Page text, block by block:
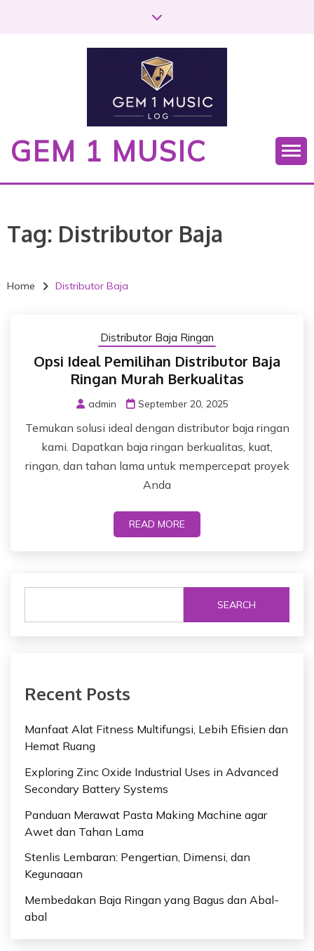
GEM 1 MUSIC
Tag: Distributor Baja
Home Distributor Baja
Distributor Baja Ringan
Opsi Ideal Pemilihan Distributor Baja
Ringan Murah Berkualitas
admin September 20, 2025
Temukan solusi ideal dengan distributor baja ringan
kami. Dapatkan baja ringan berkualitas, kuat,
ringan, dan tahan lama untuk mempercepat proyek
Anda
READ MORE
SEARCH
Recent Posts
Manfaat Alat Fitness Multifungsi, Lebih Efisien dan
Hemat Ruang
Exploring Zinc Oxide Industrial Uses in Advanced
Secondary Battery Systems
Panduan Merawat Pasta Making Machine agar
Awet dan Tahan Lama
Stenlis Lembaran: Pengertian, Dimensi, dan
Kegunaaan
Membedakan Baja Ringan yang Bagus dan Abal-
abal